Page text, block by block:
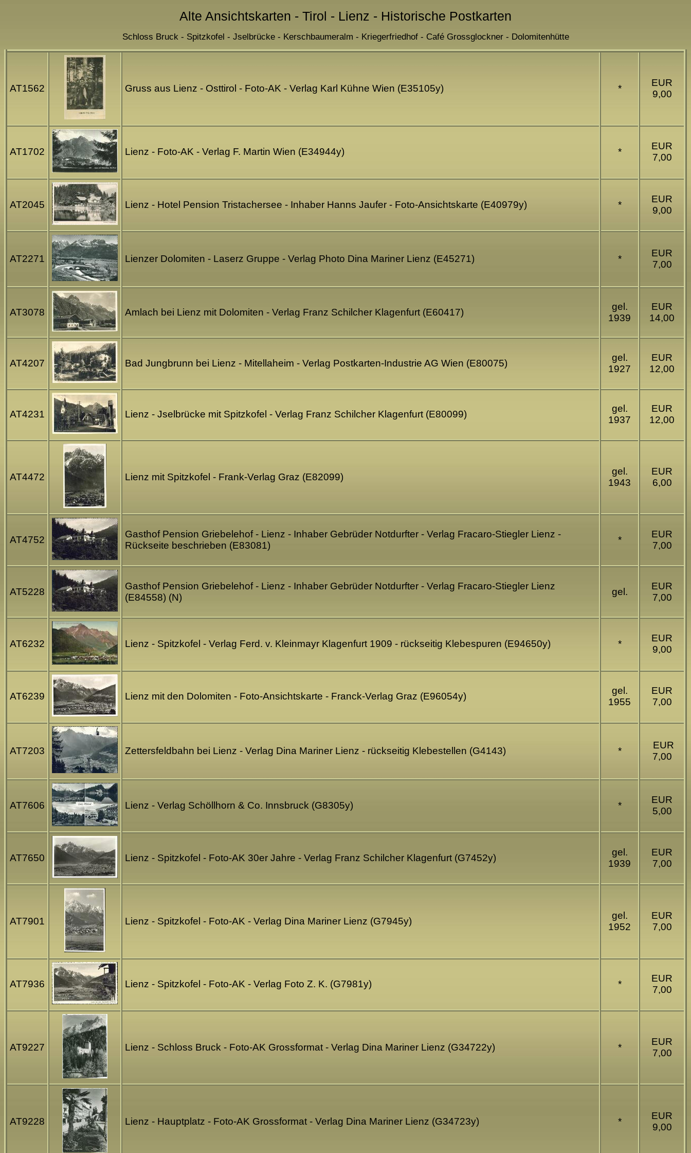
Alte Ansichtskarten - Tirol - Lienz - Historische Postkarten
Schloss Bruck - Spitzkofel - Jselbrücke - Kerschbaumeralm - Kriegerfriedhof - Café Grossglockner - Dolomitenhütte
AT1562 Gruss aus Lienz - Osttirol - Foto-AK - Verlag Karl Kühne Wien (E35105y) *
EUR
9,00
AT1702 Lienz - Foto-AK - Verlag F. Martin Wien (E34944y) *
EUR
7,00
AT2045 Lienz - Hotel Pension Tristachersee - Inhaber Hanns Jaufer - Foto-Ansichtskarte (E40979y) *
EUR
9,00
AT2271 Lienzer Dolomiten - Laserz Gruppe - Verlag Photo Dina Mariner Lienz (E45271) *
EUR
7,00
AT3078 Amlach bei Lienz mit Dolomiten - Verlag Franz Schilcher Klagenfurt (E60417)
gel.
1939
EUR
14,00
AT4207 Bad Jungbrunn bei Lienz - Mitellaheim - Verlag Postkarten-Industrie AG Wien (E80075)
gel.
1927
EUR
12,00
AT4231 Lienz - Jselbrücke mit Spitzkofel - Verlag Franz Schilcher Klagenfurt (E80099)
gel.
1937
EUR
12,00
AT4472 Lienz mit Spitzkofel - Frank-Verlag Graz (E82099)
gel.
1943
EUR
6,00
AT4752
Gasthof Pension Griebelehof - Lienz - Inhaber Gebrüder Notdurfter - Verlag Fracaro-Stiegler Lienz -
Rückseite beschrieben (E83081)
*
EUR
7,00
AT5228
Gasthof Pension Griebelehof - Lienz - Inhaber Gebrüder Notdurfter - Verlag Fracaro-Stiegler Lienz
(E84558) (N)
gel.
EUR
7,00
AT6232 Lienz - Spitzkofel - Verlag Ferd. v. Kleinmayr Klagenfurt 1909 - rückseitig Klebespuren (E94650y) *
EUR
9,00
AT6239 Lienz mit den Dolomiten - Foto-Ansichtskarte - Franck-Verlag Graz (E96054y)
gel.
1955
EUR
7,00
AT7203 Zettersfeldbahn bei Lienz - Verlag Dina Mariner Lienz - rückseitig Klebestellen (G4143) *
EUR
7,00
AT7606 Lienz - Verlag Schöllhorn & Co. Innsbruck (G8305y) *
EUR
5,00
AT7650 Lienz - Spitzkofel - Foto-AK 30er Jahre - Verlag Franz Schilcher Klagenfurt (G7452y)
gel.
1939
EUR
7,00
AT7901 Lienz - Spitzkofel - Foto-AK - Verlag Dina Mariner Lienz (G7945y)
gel.
1952
EUR
7,00
AT7936 Lienz - Spitzkofel - Foto-AK - Verlag Foto Z. K. (G7981y) *
EUR
7,00
AT9227 Lienz - Schloss Bruck - Foto-AK Grossformat - Verlag Dina Mariner Lienz (G34722y) *
EUR
7,00
AT9228 Lienz - Hauptplatz - Foto-AK Grossformat - Verlag Dina Mariner Lienz (G34723y) *
EUR
9,00